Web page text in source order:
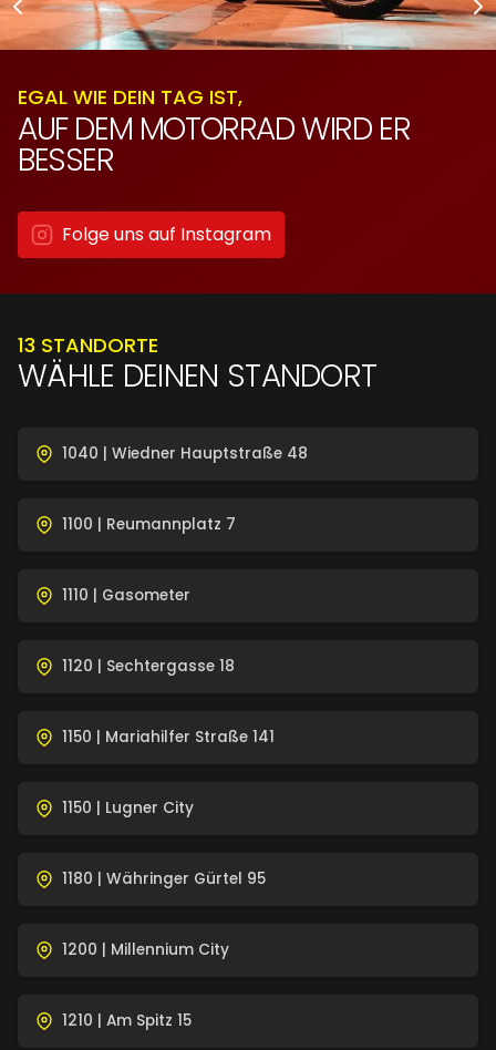
EGAL WIE DEIN TAG IST,
AUF DEM MOTORRAD WIRD ER
BESSER
Folge uns auf Instagram
13 STANDORTE
WÄHLE DEINEN STANDORT
1040 | Wiedner Hauptstraße 48
1100 | Reumannplatz 7
1110 | Gasometer
1120 | Sechtergasse 18
1150 | Mariahilfer Straße 141
1150 | Lugner City
1180 | Währinger Gürtel 95
1200 | Millennium City
1210 | Am Spitz 15